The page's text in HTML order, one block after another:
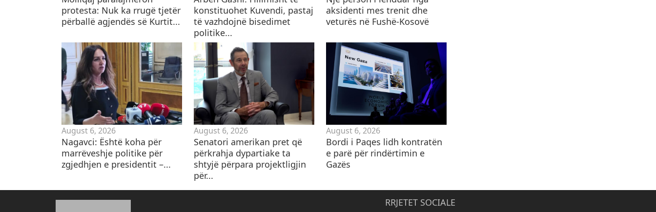
protesta: Nuk ka rrugë tjetër
përballë agjendës së Kurtit...
konstituohet Kuvendi, pastaj
të vazhdojnë bisedimet
politike...
aksidenti mes trenit dhe
veturës në Fushë-Kosovë
August 6, 2026
Nagavci: Është koha për
marrëveshje politike për
zgjedhjen e presidentit –...
August 6, 2026
Senatori amerikan pret që
përkrahja dypartiake ta
shtyjë përpara projektligjin
për...
August 6, 2026
Bordi i Paqes lidh kontratën
e parë për rindërtimin e
Gazës
RRJETET SOCIALE